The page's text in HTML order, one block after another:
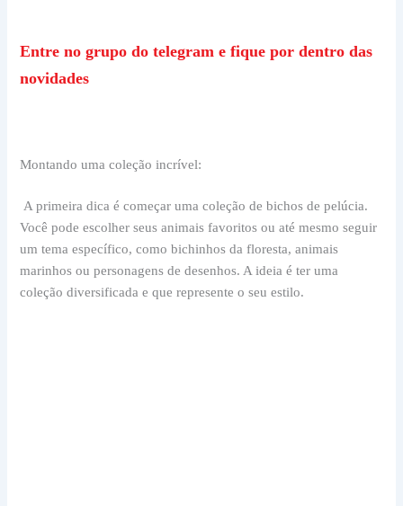
Entre no grupo do telegram e fique por dentro das
novidades
Montando uma coleção incrível:
A primeira dica é começar uma coleção de bichos de pelúcia.
Você pode escolher seus animais favoritos ou até mesmo seguir
um tema específico, como bichinhos da floresta, animais
marinhos ou personagens de desenhos. A ideia é ter uma
coleção diversificada e que represente o seu estilo.